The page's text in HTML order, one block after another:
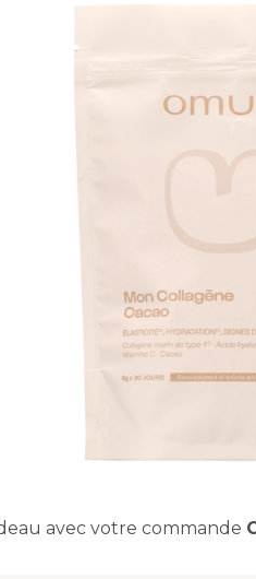
avec votre commande